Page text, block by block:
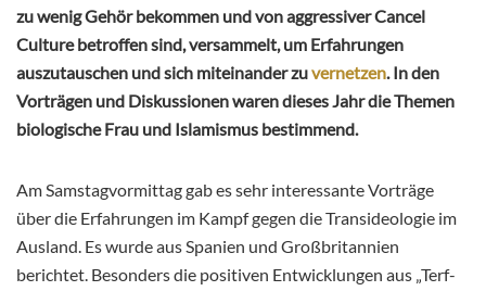
zu wenig Gehör bekommen und von aggressiver Cancel
Culture betroffen sind, versammelt, um Erfahrungen
auszutauschen und sich miteinander zuvernetzen. In den
Vorträgen und Diskussionen waren dieses Jahr die Themen
biologische Frau und Islamismus bestimmend.
Am Samstagvormittag gab es sehr interessante Vorträge
über die Erfahrungen im Kampf gegen die Transideologie im
Ausland. Es wurde aus Spanien und Großbritannien
berichtet. Besonders die positiven Entwicklungen aus „Terf-